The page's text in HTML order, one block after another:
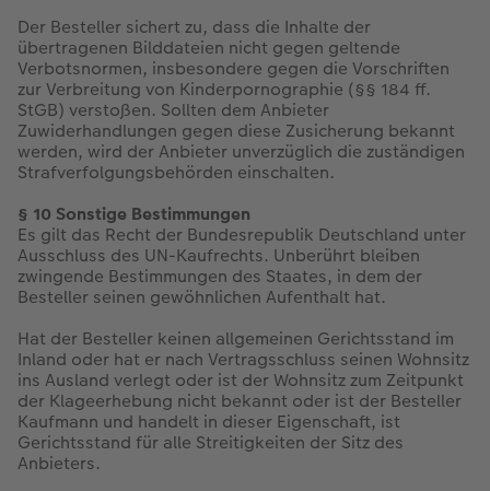
Der Besteller sichert zu, dass die Inhalte der
übertragenen Bilddateien nicht gegen geltende
Verbotsnormen, insbesondere gegen die Vorschriften
zur Verbreitung von Kinderpornographie (§§ 184 ff.
StGB) verstoßen. Sollten dem Anbieter
Zuwiderhandlungen gegen diese Zusicherung bekannt
werden, wird der Anbieter unverzüglich die zuständigen
Strafverfolgungsbehörden einschalten.
§ 10 Sonstige Bestimmungen
Es gilt das Recht der Bundesrepublik Deutschland unter
Ausschluss des UN-Kaufrechts. Unberührt bleiben
zwingende Bestimmungen des Staates, in dem der
Besteller seinen gewöhnlichen Aufenthalt hat.
Hat der Besteller keinen allgemeinen Gerichtsstand im
Inland oder hat er nach Vertragsschluss seinen Wohnsitz
ins Ausland verlegt oder ist der Wohnsitz zum Zeitpunkt
der Klageerhebung nicht bekannt oder ist der Besteller
Kaufmann und handelt in dieser Eigenschaft, ist
Gerichtsstand für alle Streitigkeiten der Sitz des
Anbieters.